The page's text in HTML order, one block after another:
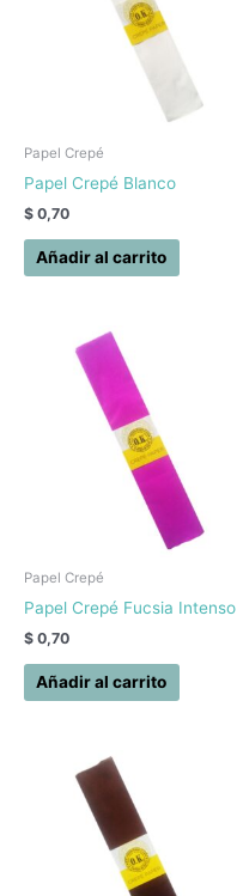
Papel Crepé
Papel Crepé Blanco
$ 0,70
Añadir al carrito
Papel Crepé
Papel Crepé Fucsia Intenso
$ 0,70
Añadir al carrito